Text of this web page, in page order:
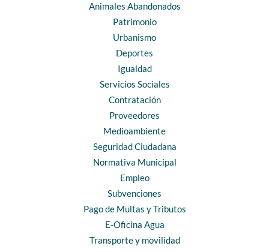
Animales Abandonados
Patrimonio
Urbanismo
Deportes
Igualdad
Servicios Sociales
Contratación
Proveedores
Medioambiente
Seguridad Ciudadana
Normativa Municipal
Empleo
Subvenciones
Pago de Multas y Tributos
E-Oficina Agua
Transporte y movilidad